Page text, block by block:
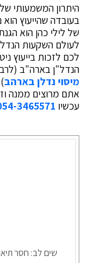
היתרון המשמעותי
בעובדה שהייעוץ הוא
של לילי כהן הוא
לעולם השקעות
לכם לזכות בייעוץ
הנדל"ן בארה"ב
מיסוי נדלן בארהב
אתם מרוצים ממנה
עכשיו 3465571
שים לב: חסר